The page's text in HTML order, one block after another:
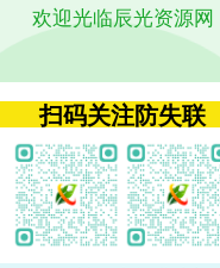
神马 getapp 原神
欢迎光临辰光资源网
扫码关注防失联